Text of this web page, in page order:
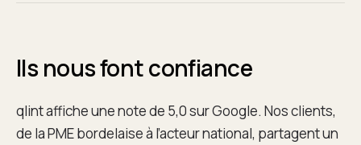
Ils nous font confiance
qlint affiche une note de 5,0 sur Google. Nos clients,
de la PME bordelaise à l’acteur national, partagent un